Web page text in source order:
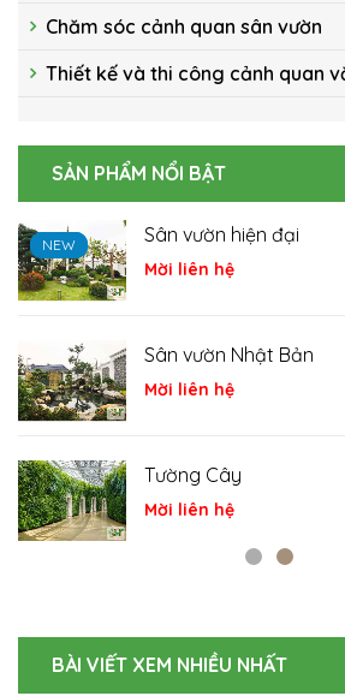
Chăm sóc cảnh quan sân vườn
Thiết kế và thi công cảnh quan
SẢN PHẨM NỔI BẬT
NEW Hồ cá Koi
Mời liên hệ
NEW
Cá Koi
Mời liên hệ
NEW
Tiểu cảnh
Mời liên hệ
BÀI VIẾT XEM NHIỀU NHẤT